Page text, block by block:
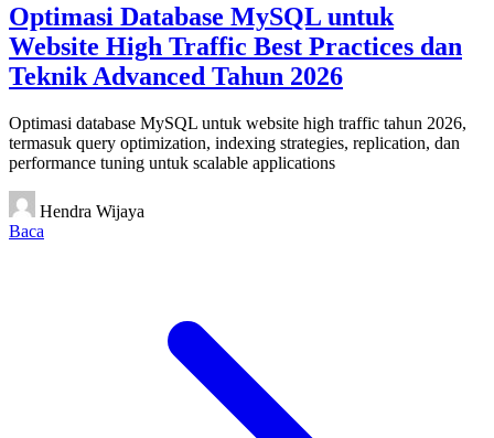
Optimasi Database MySQL untuk
Website High Traffic Best Practices dan
Teknik Advanced Tahun 2026
Optimasi database MySQL untuk website high traffic tahun 2026,
termasuk query optimization, indexing strategies, replication, dan
performance tuning untuk scalable applications
Hendra Wijaya
Baca